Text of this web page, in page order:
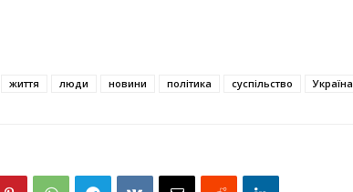
життя люди новини політика суспільство Україна